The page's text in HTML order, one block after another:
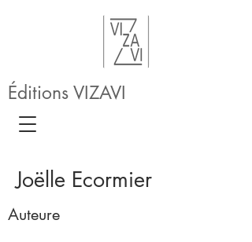
Éditions VIZAVI
Joëlle Ecormier
Auteure